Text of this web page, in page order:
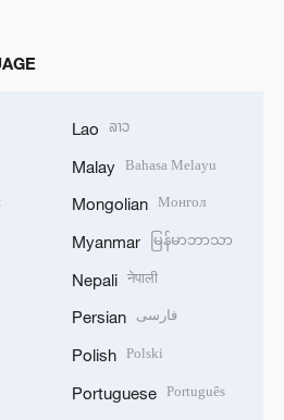
Lao ລາວ
Malay Bahasa Melayu
Mongolian Монгол
Myanmar မြန်မာဘာသာ
Nepali नेपाली
Persian فارسی
Polish Polski
Portuguese Português